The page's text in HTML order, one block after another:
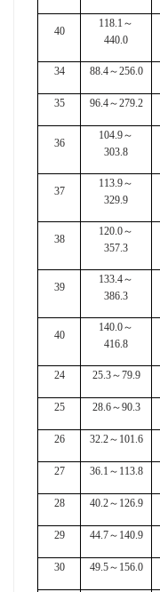
40
118.1 ～
440.0
34 88.4～256.0
35 96.4～279.2
36
104.9～
303.8
37
113.9～
329.9
38
120.0～
357.3
39
133.4～
386.3
40
140.0～
416.8
24 25.3～79.9
25 28.6～90.3
26 32.2～ 101.6
27 36.1 ～ 113.8
28 40.2～ 126.9
29 44.7～ 140.9
30 49.5～ 156.0